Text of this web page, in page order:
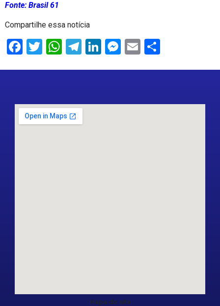
Fonte: Brasil 61
Compartilhe essa notícia
Facebook
Twitter
WhatsApp
Telegram
LinkedIn
Messenger
Email
Mapa do site